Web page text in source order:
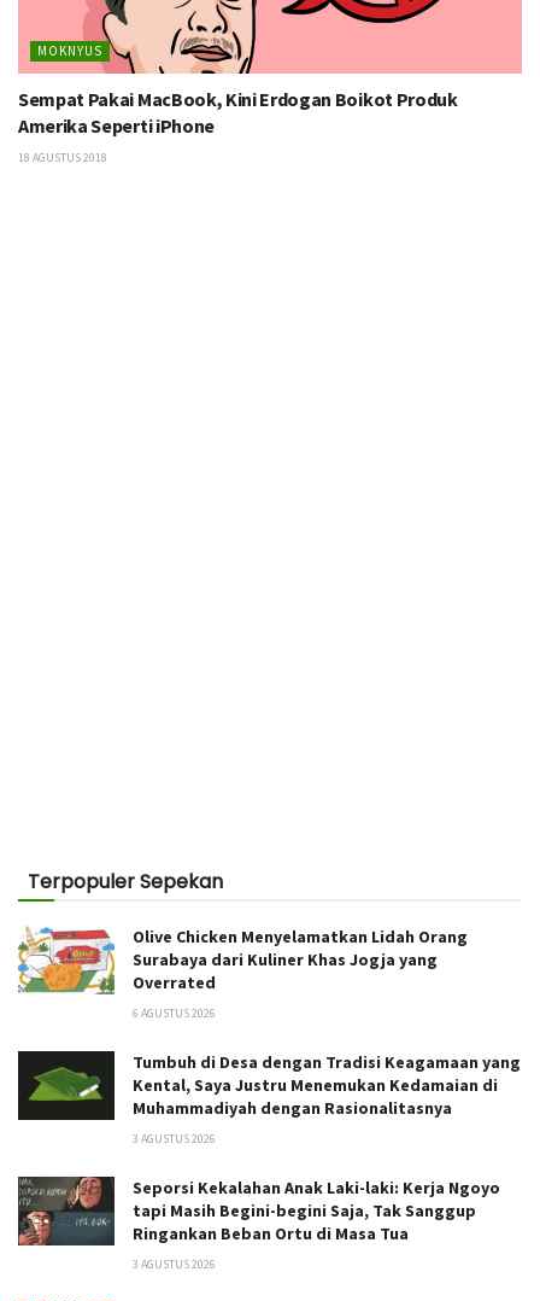
MOKNYUS
Sempat Pakai MacBook, Kini Erdogan Boikot Produk
Amerika Seperti iPhone
18 AGUSTUS 2018
Terpopuler Sepekan
Olive Chicken Menyelamatkan Lidah Orang
Surabaya dari Kuliner Khas Jogja yang
Overrated
6 AGUSTUS 2026
Tumbuh di Desa dengan Tradisi Keagamaan yang
Kental, Saya Justru Menemukan Kedamaian di
Muhammadiyah dengan Rasionalitasnya
3 AGUSTUS 2026
Seporsi Kekalahan Anak Laki-laki: Kerja Ngoyo
tapi Masih Begini-begini Saja, Tak Sanggup
Ringankan Beban Ortu di Masa Tua
3 AGUSTUS 2026